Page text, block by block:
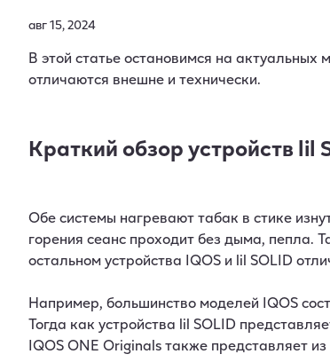
авг 15, 2024
В этой статье остановимся на
отличаются внешне и технически.
Краткий обзор устройств lil
Обе системы нагревают табак в стике
горения сеанс проходит без дыма, пепла.
остальном устройства IQOS и lil SOLID
Например, большинство моделей IQOS
Тогда как устройства lil SOLID
IQOS ONE Originals также представляет